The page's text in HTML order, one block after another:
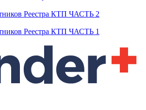
Реестра КТП ЧАСТЬ 2
Реестра КТП ЧАСТЬ 1